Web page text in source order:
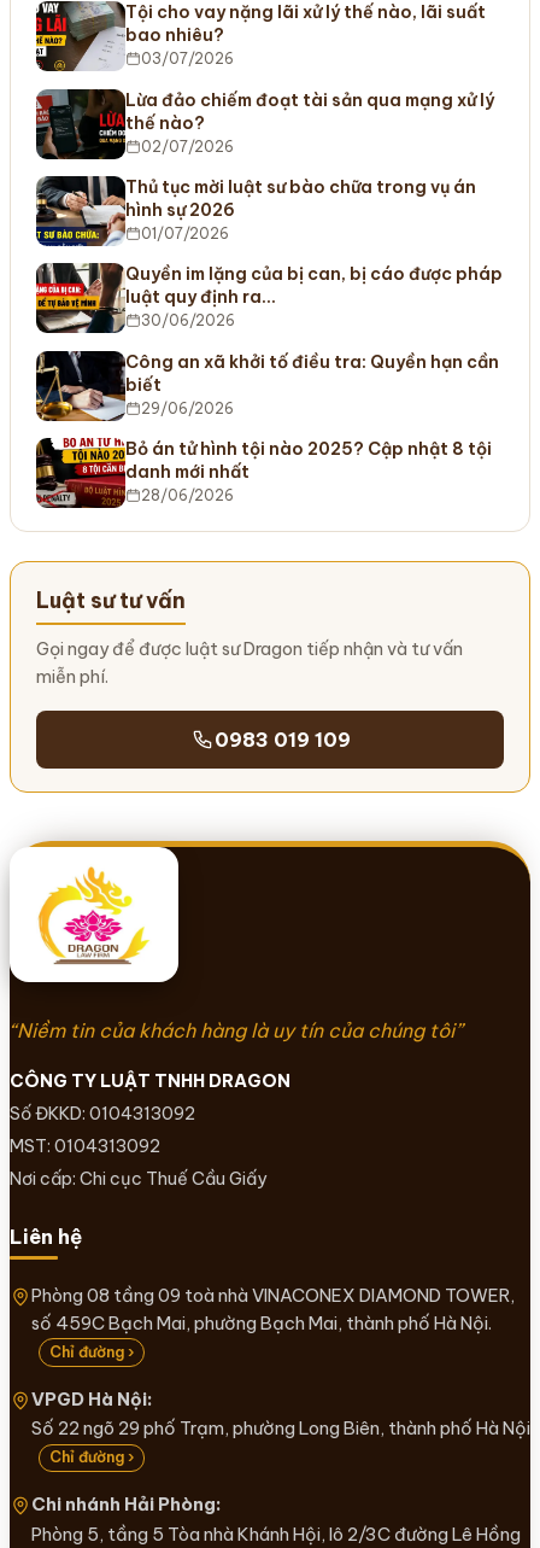
Tội cho vay nặng lãi xử lý thế nào, lãi suất
bao nhiêu?
03/07/2026
Lừa đảo chiếm đoạt tài sản qua mạng xử lý
thế nào?
02/07/2026
Thủ tục mời luật sư bào chữa trong vụ án
hình sự 2026
01/07/2026
Quyền im lặng của bị can, bị cáo được pháp
luật quy định ra…
30/06/2026
Công an xã khởi tố điều tra: Quyền hạn cần
biết
29/06/2026
Bỏ án tử hình tội nào 2025? Cập nhật 8 tội
danh mới nhất
28/06/2026
Luật sư tư vấn
Gọi ngay để được luật sư Dragon tiếp nhận và tư vấn
miễn phí.
0983 019 109
“Niềm tin của khách hàng là uy tín của chúng tôi”
CÔNG TY LUẬT TNHH DRAGON
Số ĐKKD: 0104313092
MST: 0104313092
Nơi cấp: Chi cục Thuế Cầu Giấy
Liên hệ
Phòng 08 tầng 09 toà nhà VINACONEX DIAMOND TOWER,
số 459C Bạch Mai, phường Bạch Mai, thành phố Hà Nội.
Chỉ đường ›
VPGD Hà Nội:
Số 22 ngõ 29 phố Trạm, phường Long Biên, thành phố Hà Nội
Chỉ đường ›
Chi nhánh Hải Phòng:
Phòng 5, tầng 5 Tòa nhà Khánh Hội, lô 2/3C đường Lê Hồng